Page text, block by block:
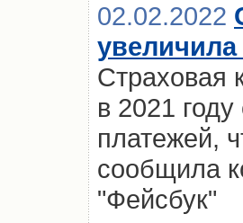
02.02.2022
Страховая
в 2021
платежей,
сообщила
"Фейсбук"